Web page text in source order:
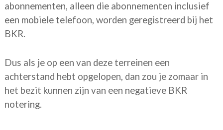
abonnementen, alleen die abonnementen inclusief
een mobiele telefoon, worden geregistreerd bij het
BKR.
Dus als je op een van deze terreinen een
achterstand hebt opgelopen, dan zou je zomaar in
het bezit kunnen zijn van een negatieve BKR
notering.